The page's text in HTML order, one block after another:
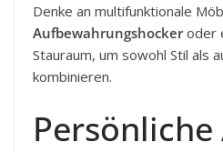
Denke an multifunktionale
Aufbewahrungshockeroder
Stauraum, um sowohl Stil als
kombinieren.